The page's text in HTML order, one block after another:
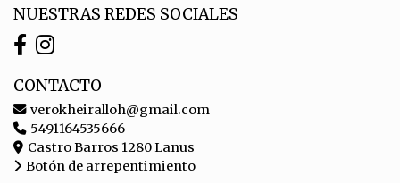
NUESTRAS REDES SOCIALES
CONTACTO
verokheiralloh@gmail.com
5491164535666
Castro Barros 1280 Lanus
Botón de arrepentimiento